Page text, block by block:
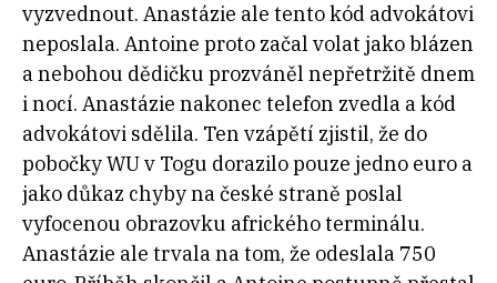
vyzvednout. Anastázie ale tento kód advokátovi
neposlala. Antoine proto začal volat jako blázen
a nebohou dědičku prozváněl nepřetržitě dnem
i nocí. Anastázie nakonec telefon zvedla a kód
advokátovi sdělila. Ten vzápětí zjistil, že do
pobočky WU v Togu dorazilo pouze jedno euro a
jako důkaz chyby na české straně poslal
vyfocenou obrazovku afrického terminálu.
Anastázie ale trvala na tom, že odeslala 750